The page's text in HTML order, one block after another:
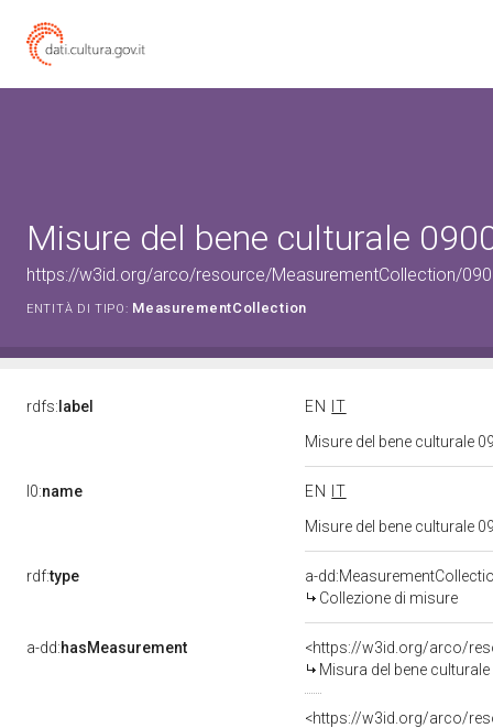
Misure del bene culturale
https://w3id.org/arco/resource/MeasurementCollection/
ENTITÀ DI TIPO: MeasurementCollection
rdfs: label EN
IT
Misure del bene culturale
l0:name EN
IT
Misure del bene culturale
rdf:type
a-
Collezione di misure
a-dd:hasMeasurement
<https://w3id.org/arco/
Misura del bene
<https://w3id.org/arco/